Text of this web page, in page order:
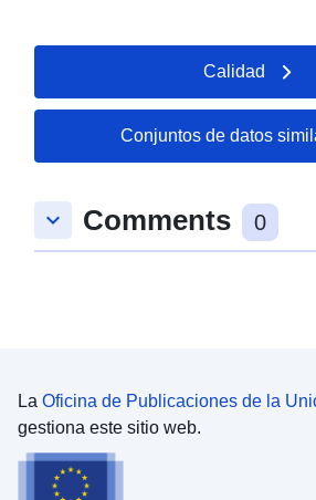
Calidad
Conjuntos de datos
keyboard_arrow_down Comments 0
La Oficina de Publicaciones de la
gestiona este sitio web.